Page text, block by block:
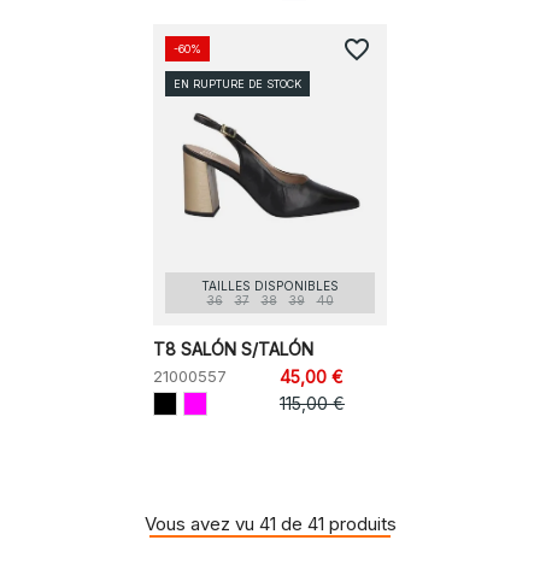
TAILLES DISPONIBLES
36
37 38 39 40
T8 SALÓN S/TALÓN
21000557
45,00 €
115,00 €
-60%
EN RUPTURE DE STOCK
favorite_border
Vous avez vu 41 de 41 produits